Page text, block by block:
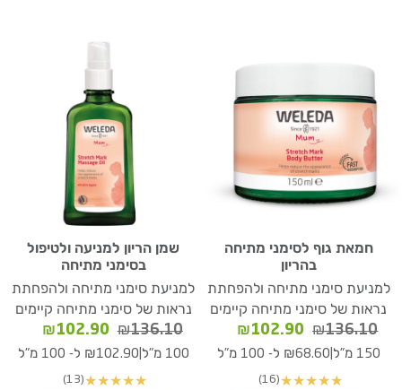
חמאת גוף לסימני מתיחה
בהריון
למניעת סימני מתיחה ולהפחתת
נראות של סימני מתיחה קיימים
₪136.10
המחיר
המקורי
₪136.10.
₪102.90
המחיר
הנוכחי
150 מ"ל ₪68.60 ל- 100 מ"ל
★
★
★
★
★
(16)
שמן הריון למניעה ולטיפול
בסימני מתיחה
למניעת סימני מתיחה ולהפחתת
נראות של סימני מתיחה קיימים
₪136.10
המחיר
המקורי
₪136.10.
₪102.90
הנוכחי
100 מ"ל ₪102.90 ל- 100 מ"ל
★
★
★
★
★
(13)